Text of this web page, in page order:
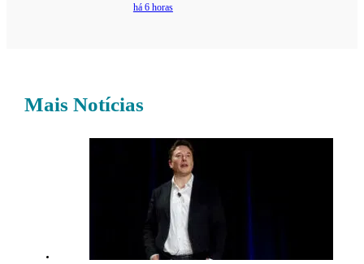
há 6 horas
Mais Notícias